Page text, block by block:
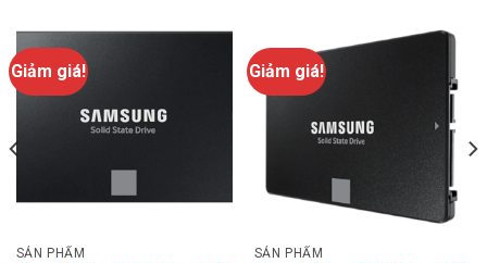
Giảm giá!
SẢN PHẨM
Giảm giá!
SẢN PHẨM